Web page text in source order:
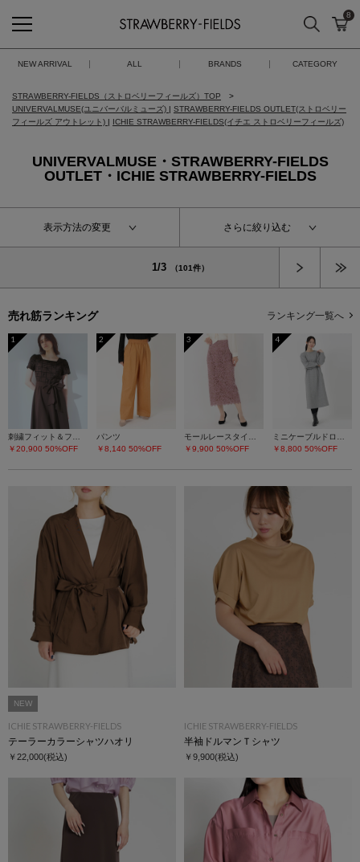
STRAWBERRY-FIELDS
検索 カ
8
NEW ARRIVAL ALL BRANDS CATEGORY
STRAWBERRY-FIELDS（ストロベリーフィールズ）TOP
UNIVERVALMUSE(ユニバーバルミューズ) | STRAWBERRY-FIELDS OUTLET(ストロベリー
フィールズ アウトレット) | ICHIE STRAWBERRY-FIELDS(イチエ ストロベリーフィールズ)
UNIVERVALMUSE・STRAWBERRY-FIELDS
OUTLET・ICHIE STRAWBERRY-FIELDS
表示方法の変更 さらに絞り込む
1/3 （101件）
売れ筋ランキング ランキング一覧へ
1
刺繍フィット＆フレアーワンピース
￥20,900 50%OFF
2
パンツ
￥8,140 50%OFF
3
モールレースタイトスカート
￥9,900 50%OFF
4
ミニケーブルドロストワンピース
￥8,800 50%OFF
NEW
ICHIE STRAWBERRY-FIELDS
テーラーカラーシャツハオリ
￥22,000(税込)
ICHIE STRAWBERRY-FIELDS
半袖ドルマンＴシャツ
￥9,900(税込)